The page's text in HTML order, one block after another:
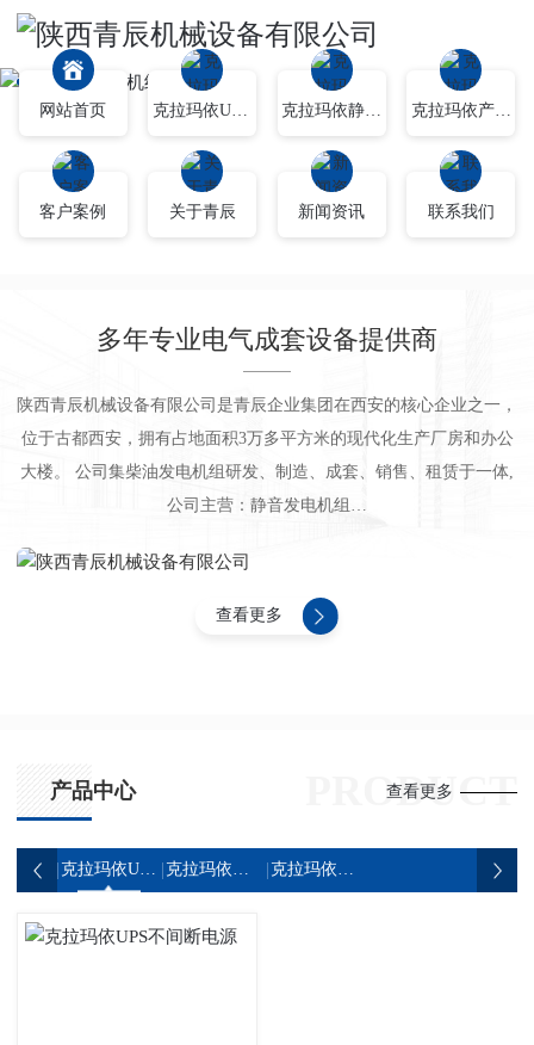
网站首页 克拉玛依UPS不间断电源 克拉玛依静音发电车 克拉玛依产品中心
客户案例 关于青辰 新闻资讯 联系我们
多年专业电气成套设备提供商
陕西青辰机械设备有限公司是青辰企业集团在西安的核心企业之一，
位于古都西安，拥有占地面积3万多平方米的现代化生产厂房和办公
大楼。 公司集柴油发电机组研发、制造、成套、销售、租赁于一体,
公司主营：静音发电机组…
查看更多
产品中心 PRODUCT
查看更多
克拉玛依UPS不间断电源 克拉玛依静音发电机组 克拉玛依静音发电车